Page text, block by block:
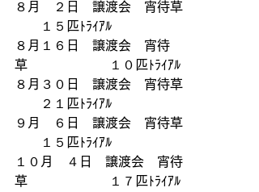
８月　２日　譲渡会　宵待草
１５匹ﾄﾗｲｱﾙ
８月１６日　譲渡会　宵待
草　　　　　　 １０匹ﾄﾗｲｱﾙ
８月３０日　譲渡会　宵待草
２１匹ﾄﾗｲｱﾙ
９月　６日　譲渡会　宵待草
１５匹ﾄﾗｲｱﾙ
１０月　４日　譲渡会　宵待
草　　　　 　　１７匹ﾄﾗｲｱﾙ